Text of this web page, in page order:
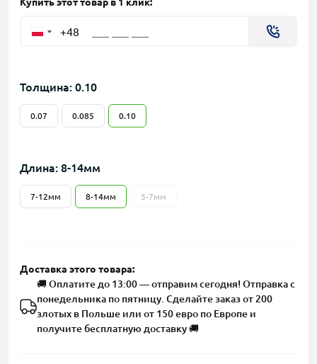
+48
Толщина: 0.10
0.07 0.085 0.10
Длина: 8-14мм
7-12мм 8-14мм 5-7мм
Доставка этого товара:
🚚 Оплатите до 13:00 — отправим сегодня! Отправка с
понедельника по пятницу. Сделайте заказ от 200
злотых в Польше или от 150 евро по Европе и
получите бесплатную доставку 🚚